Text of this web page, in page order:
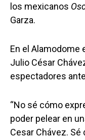
los mexicanos
Garza.
En el Alamodome
Julio César
espectadores
“No sé cómo
poder pelear en
Cesar Chávez. Sé